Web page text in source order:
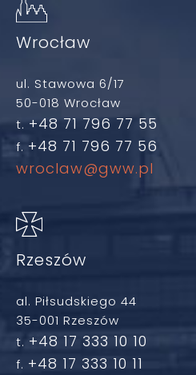
Wrocław
ul. Stawowa 6/17
50-018 Wrocław
t. +48 71 796 77 55
f. +48 71 796 77 56
wroclaw@gww.pl
Rzeszów
al. Piłsudskiego 44
35-001 Rzeszów
t. +48 17 333 10 10
f. +48 17 333 10 11